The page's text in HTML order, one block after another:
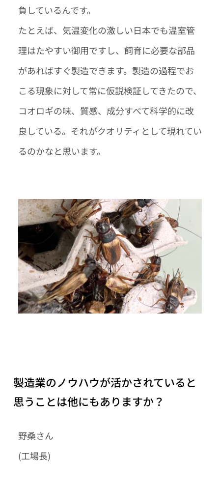
負しているんです。
たとえば、気温変化の激しい日本でも温室管
理はたやすい御用ですし、飼育に必要な部品
があればすぐ製造できます。製造の過程でお
こる現象に対して常に仮説検証してきたので、
コオロギの味、質感、成分すべて科学的に改
良している。それがクオリティとして現れてい
るのかなと思います。
製造業のノウハウが活かされていると
思うことは他にもありますか？
野桑さん
(工場長)